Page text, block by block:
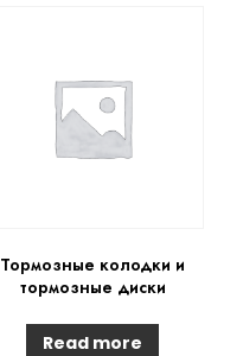
Тормозные колодки и
тормозные диски
Read more